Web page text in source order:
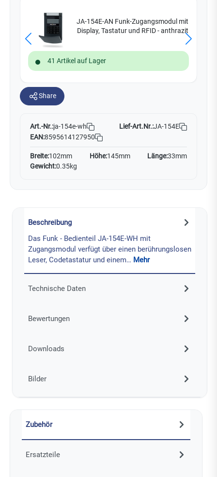
JA-154E-AN Funk-Zugangsmodul mit
Display, Tastatur und RFID - anthrazit
41 Artikel auf Lager
Share
Art.-Nr.:ja-154e-wh Lief-Art.Nr.:JA-154E
EAN:8595614127950
Breite:102mm Höhe:145mm Länge:33mm
Gewicht:0.35kg
Beschreibung
Das Funk - Bedienteil JA-154E-WH mit
Zugangsmodul verfügt über einen berührungslosen
Leser, Codetastatur und einem… Mehr
Technische Daten
Bewertungen
Downloads
Bilder
Zubehör
Ersatzteile